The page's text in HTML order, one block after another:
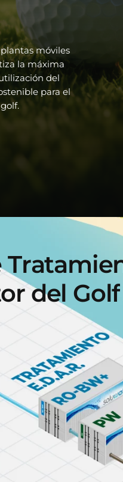
plantas móviles
la máxima
del
para el
golf.
Tratamie
ordel Golf